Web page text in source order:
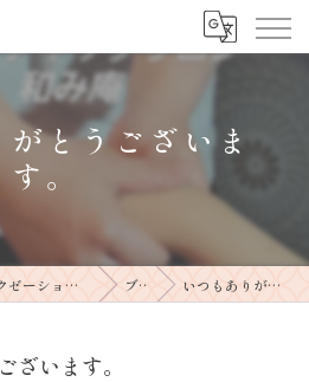
とうございま
す。
阿南市のエステならリラクゼーションサロン＆エステティックサロン和み庵 ブログ いつもありがとうございます。
ざいます。